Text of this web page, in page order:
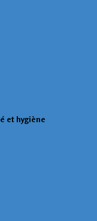
et hygiène